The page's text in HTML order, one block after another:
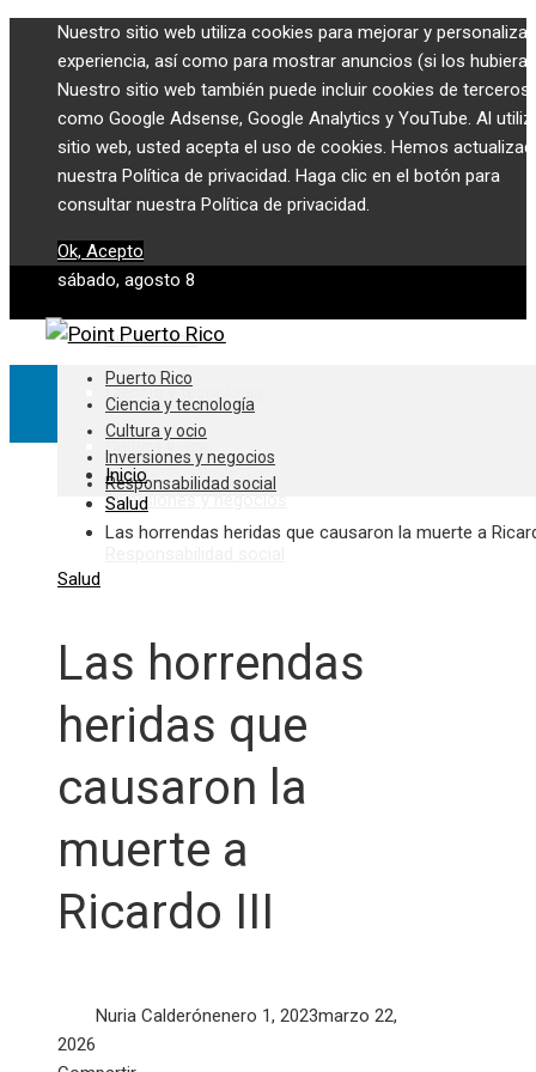
Nuestro sitio web utiliza cookies para mejorar y
experiencia, así como para mostrar anuncios (si los hubiera).
Nuestro sitio web también puede incluir cookies de terceros,
como Google Adsense, Google Analytics y YouTube. Al
sitio web, usted acepta el uso de cookies. Hemos
nuestra Política de privacidad. Haga clic en el botón para
consultar nuestra Política de privacidad.
Ok, Acepto
sábado, agosto 8
Puerto Rico
Ciencia y tecnología
Cultura y ocio
Inversiones y negocios
Puerto Rico
Ciencia y tecnología
Cultura y ocio
Inversiones y negocios
Responsabilidad social
Inicio
Salud
Las horrendas heridas que causaron la muerte a
Salud
Las horrendas
heridas que
causaron la
muerte a
Ricardo III
Nuria Calderónenero 1, 2023marzo 22,
2026